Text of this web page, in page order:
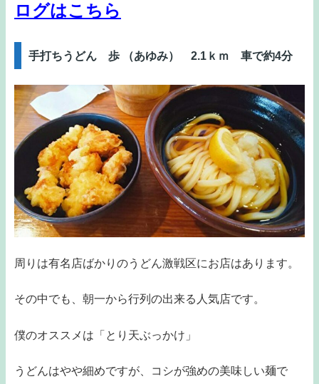
ログはこちら
手打ちうどん 歩 （あゆみ） 2.1ｋｍ 車で約4分
周りは有名店ばかりのうどん激戦区にお店はあります。
その中でも、朝一から行列の出来る人気店です。
僕のオススメは「とり天ぶっかけ」
うどんはやや細めですが、コシが強めの美味しい麺で